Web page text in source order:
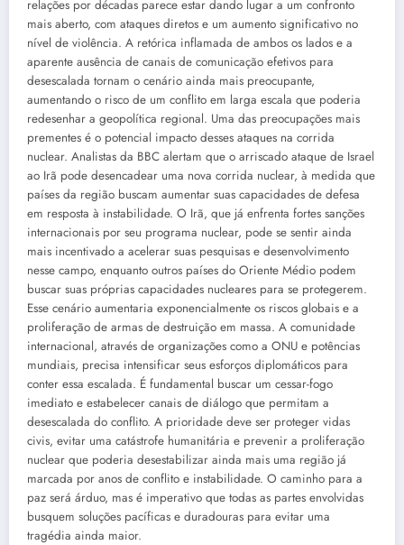
relações por décadas parece estar dando lugar a um confronto
mais aberto, com ataques diretos e um aumento significativo no
nível de violência. A retórica inflamada de ambos os lados e a
aparente ausência de canais de comunicação efetivos para
desescalada tornam o cenário ainda mais preocupante,
aumentando o risco de um conflito em larga escala que poderia
redesenhar a geopolítica regional. Uma das preocupações mais
prementes é o potencial impacto desses ataques na corrida
nuclear. Analistas da BBC alertam que o arriscado ataque de Israel
ao Irã pode desencadear uma nova corrida nuclear, à medida que
países da região buscam aumentar suas capacidades de defesa
em resposta à instabilidade. O Irã, que já enfrenta fortes sanções
internacionais por seu programa nuclear, pode se sentir ainda
mais incentivado a acelerar suas pesquisas e desenvolvimento
nesse campo, enquanto outros países do Oriente Médio podem
buscar suas próprias capacidades nucleares para se protegerem.
Esse cenário aumentaria exponencialmente os riscos globais e a
proliferação de armas de destruição em massa. A comunidade
internacional, através de organizações como a ONU e potências
mundiais, precisa intensificar seus esforços diplomáticos para
conter essa escalada. É fundamental buscar um cessar-fogo
imediato e estabelecer canais de diálogo que permitam a
desescalada do conflito. A prioridade deve ser proteger vidas
civis, evitar uma catástrofe humanitária e prevenir a proliferação
nuclear que poderia desestabilizar ainda mais uma região já
marcada por anos de conflito e instabilidade. O caminho para a
paz será árduo, mas é imperativo que todas as partes envolvidas
busquem soluções pacíficas e duradouras para evitar uma
tragédia ainda maior.